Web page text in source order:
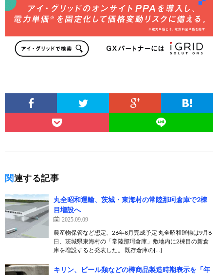
関連する記事
丸全昭和運輸、茨城・東海村の常陸那珂倉庫で2棟
目増設へ
2025.09.09
農産物保管など想定、26年8月完成予定 丸全昭和運輸は9月8
日、茨城県東海村の「常陸那珂倉庫」敷地内に2棟目の新倉
庫を増設すると発表した。 既存倉庫の[…]
キリン、ビール類などの樽商品製造時期表示を「年